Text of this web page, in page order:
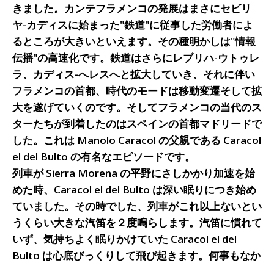
きました。カンテフラメンコの発展はまさにセビリ
ヤ-カディスに始まった"鉄道"に従事した労働者によ
るところが大きいといえます。その種明かしは"情報
伝播"の高速化です。鉄道はさらにレブリハ-ウトゥレ
ラ、カディス-へレスへと拡大していき、それに伴い
フラメンコの首都、時代のモードは移動変遷そして拡
大を遂げていくのです。そしてフラメンコの当代のス
ターたちが到着したのはスペインの首都マドリードで
した。これは Manolo Caracol の父親である Caracol
el del Bulto の有名なエピソードです。
列車が Sierra Morena の平野にさしかかり加速を始
めた時、Caracol el del Bulto は深い眠りにつき始め
ていました。その時でした、列車がこれ以上ないとい
うくらい大きな汽笛を２度鳴らします。汽笛に慣れて
いず、気持ちよく眠りかけていた Caracol el del
Bulto は心底びっくりして飛び起きます。何事もなか